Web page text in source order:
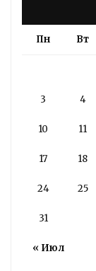
Пн Вт
« Июл
3 4
10 11
17 18
24 25
31